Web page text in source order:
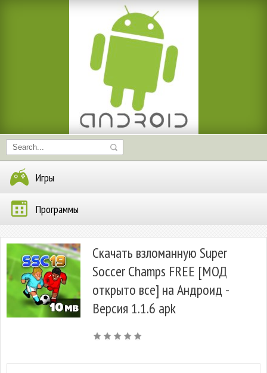
Игры
Программы
Скачать взломанную Super
Soccer Champs FREE [МОД
открыто все] на Андроид -
Версия 1.1.6 apk